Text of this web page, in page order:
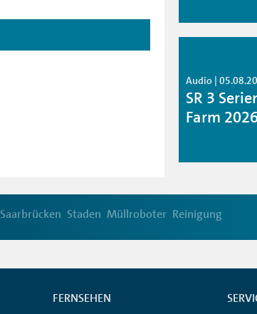
Audio |
SR 3
Farm
Saarbrücken Staden Müllroboter Reinigung
FERNSEHEN